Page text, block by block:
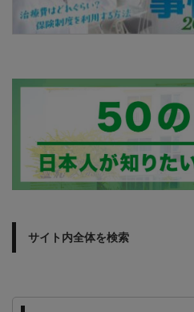
サイト内全体を検索